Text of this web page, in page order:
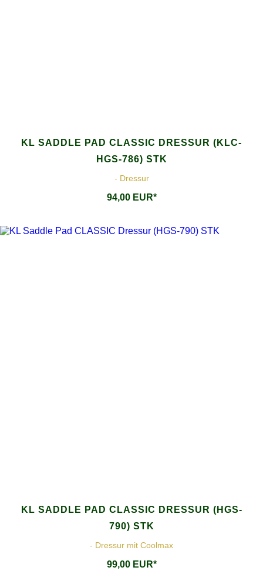
KL SADDLE PAD CLASSIC DRESSUR (KLC-
HGS-786) STK
- Dressur
94,00 EUR*
KL SADDLE PAD CLASSIC DRESSUR (HGS-
790) STK
- Dressur mit Coolmax
99,00 EUR*